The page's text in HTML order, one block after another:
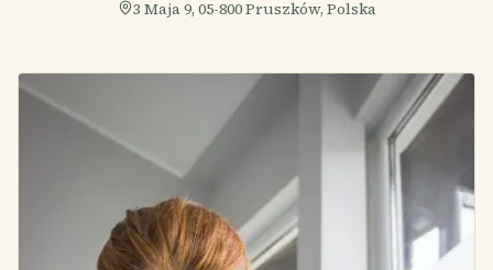
3 Maja 9, 05-800 Pruszków, Polska